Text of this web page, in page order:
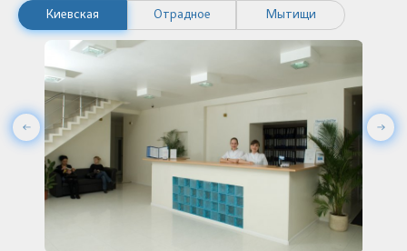
Киевская Отрадное Мытищи